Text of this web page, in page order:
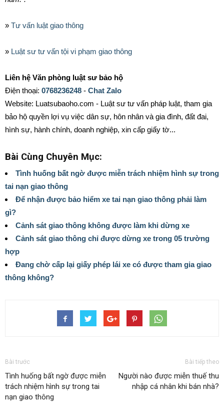
» Tư vấn luật giao thông
» Luật sư tư vấn tội vi phạm giao thông
Liên hệ Văn phòng luật sư bảo hộ
Điện thoại: 0768236248 - Chat Zalo
Website: Luatsubaoho.com - Luật sư tư vấn pháp luật, tham gia
bảo hộ quyền lợi vụ việc dân sự, hôn nhân và gia đình, đất đai,
hình sự, hành chính, doanh nghiệp, xin cấp giấy tờ...
Bài Cùng Chuyên Mục:
Tình huống bất ngờ được miễn trách nhiệm hình sự trong
tai nạn giao thông
Để nhận được bảo hiểm xe tai nạn giao thông phải làm
gì?
Cảnh sát giao thông không được làm khi dừng xe
Cảnh sát giao thông chỉ được dừng xe trong 05 trường
hợp
Đang chờ cấp lại giấy phép lái xe có được tham gia giao
thông không?
Bài trước
Tình huống bất ngờ được miễn
trách nhiệm hình sự trong tai
nạn giao thông
Bài tiếp theo
Người nào được miễn thuế thu
nhập cá nhân khi bán nhà?